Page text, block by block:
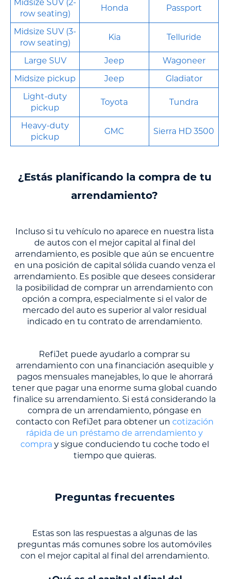
Midsize SUV (2-
row seating)
Honda Passport
Midsize SUV (3-
row seating)
Kia Telluride
Large SUV Jeep
Wagoneer
Midsize pickup
Jeep
Gladiator
Light-duty
pickup
Toyota Tundra
Heavy-duty
pickup
GMC Sierra HD 3500
¿Estás planificando la compra de tu
arrendamiento?
Incluso si tu vehículo no aparece en nuestra lista
de autos con el mejor capital al final del
arrendamiento, es posible que aún se encuentre
en una posición de capital sólida cuando venza el
arrendamiento. Es posible que desees considerar
la posibilidad de comprar un arrendamiento con
opción a compra, especialmente si el valor de
mercado del auto es superior al valor residual
indicado en tu contrato de arrendamiento.
RefiJet puede ayudarlo a comprar su
arrendamiento con una financiación asequible y
pagos mensuales manejables, lo que le ahorrará
tener que pagar una enorme suma global cuando
finalice su arrendamiento. Si está considerando la
compra de un arrendamiento, póngase en
contacto con RefiJet para obtener un cotización
rápida de un préstamo de arrendamiento y
compra y sigue conduciendo tu coche todo el
tiempo que quieras.
Preguntas frecuentes
Estas son las respuestas a algunas de las
preguntas más comunes sobre los automóviles
con el mejor capital al final del arrendamiento.